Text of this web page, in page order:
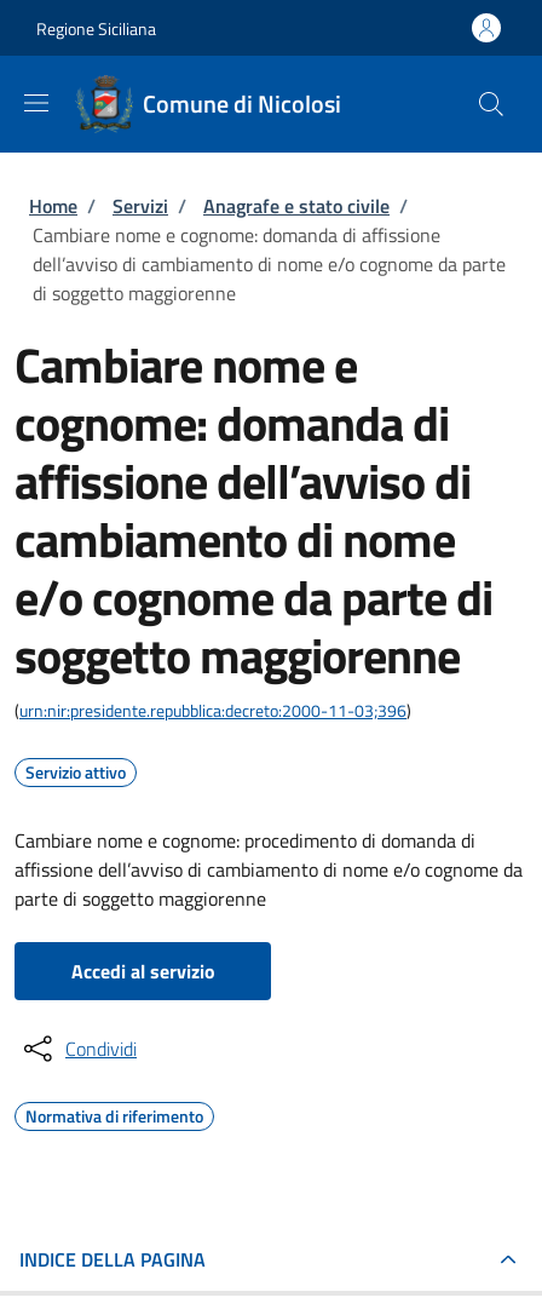
Regione Siciliana
Comune di Nicolosi
Briciole di pane
Home / Servizi / Anagrafe e stato civile /
Cambiare nome e cognome: domanda di affissione
dell’avviso di cambiamento di nome e/o cognome da parte
di soggetto maggiorenne
Cambiare nome e
cognome: domanda di
affissione dell’avviso di
cambiamento di nome
e/o cognome da parte di
soggetto maggiorenne
(urn:nir:presidente.repubblica:decreto:2000-11-03;396)
Servizio attivo
Cambiare nome e cognome: procedimento di domanda di
affissione dell’avviso di cambiamento di nome e/o cognome da
parte di soggetto maggiorenne
Accedi al servizio
Condividi
Normativa di riferimento
INDICE DELLA PAGINA